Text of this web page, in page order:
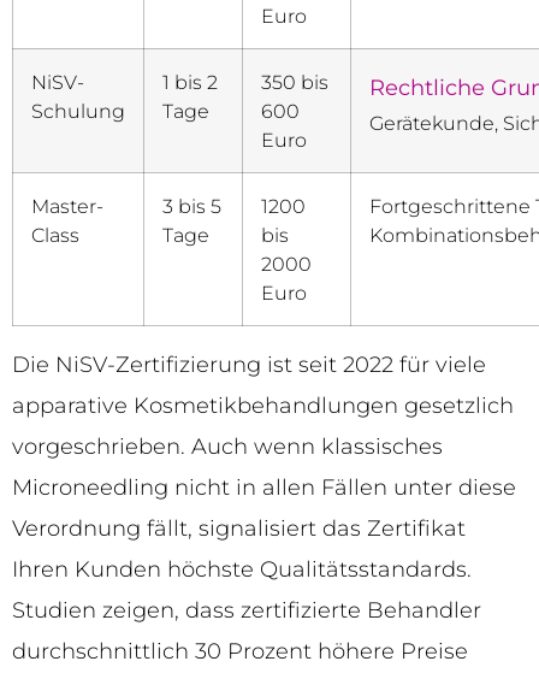
Euro
NiSV-
Schulung
1 bis 2
Tage
350 bis
600
Euro
Rechtliche
Gerätekunde,
Master-
Class
3 bis 5
Tage
1200
bis
2000
Euro
Fortgeschrittene
Die NiSV-Zertifizierung ist seit 2022 für viele
apparative Kosmetikbehandlungen gesetzlich
vorgeschrieben. Auch wenn klassisches
Microneedling nicht in allen Fällen unter diese
Verordnung fällt, signalisiert das Zertifikat
Ihren Kunden höchste Qualitätsstandards.
Studien zeigen, dass zertifizierte Behandler
durchschnittlich 30 Prozent höhere Preise